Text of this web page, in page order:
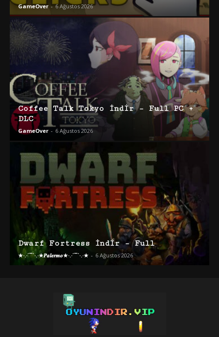
GameOver - 6 Ağustos 2026
Coffee Talk Tokyo İndir – Full PC +
DLC
GameOver - 6 Ağustos 2026
Dwarf Fortress İndir – Full
★·.·´¯`·.·★𝑷𝒂𝒍𝒆𝒓𝒎𝒐★·.·´¯`·.·★ - 6 Ağustos 2026